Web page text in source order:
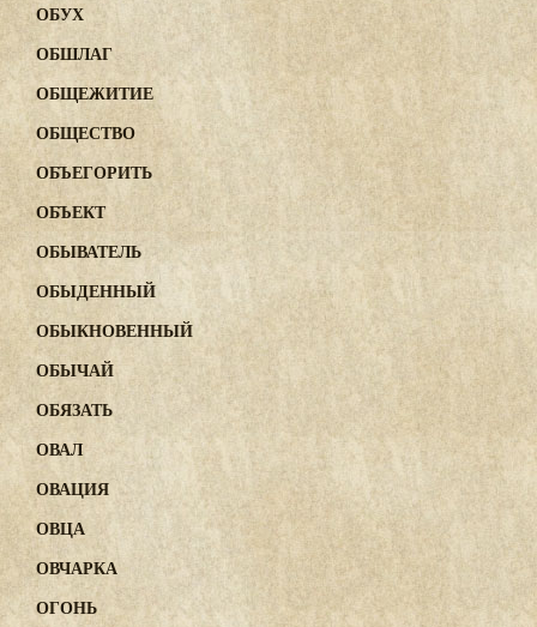
ОБУХ
ОБШЛАГ
ОБЩЕЖИТИЕ
ОБЩЕСТВО
ОБЪЕГОРИТЬ
ОБЪЕКТ
ОБЫВАТЕЛЬ
ОБЫДЕННЫЙ
ОБЫКНОВЕННЫЙ
ОБЫЧАЙ
ОБЯЗАТЬ
ОВАЛ
ОВАЦИЯ
ОВЦА
ОВЧАРКА
ОГОНЬ